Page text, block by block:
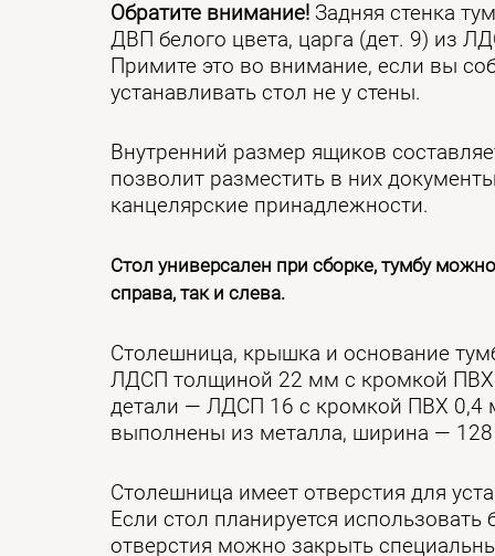
Обратите внимание! Задняя стенка
ДВП белого цвета, царга (дет. 9) из
Примите это во внимание, если вы
устанавливать стол не у стены.
Внутренний размер ящиков
позволит разместить в них
канцелярские принадлежности.
Стол универсален при сборке, тумбу
справа, так и слева.
Столешница, крышка и основание
ЛДСП толщиной 22 мм с кромкой
детали — ЛДСП 16 с кромкой ПВХ 0,4
выполнены из металла, ширина —
Столешница имеет отверстия для
Если стол планируется использовать
отверстия можно закрыть